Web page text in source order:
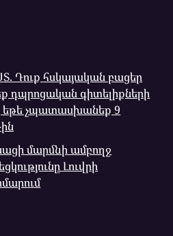
Դուք հսկայական բացեր
դպրոցական գիտելիքների
եթե չպատասխանեք 9
մարմնի ամբողջ
Լուվրի